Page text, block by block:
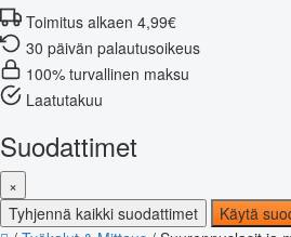
Toimitus alkaen 4,99€
30 päivän palautusoikeus
100% turvallinen maksu
Laatutakuu
Suodattimet
×
Tyhjennä kaikki suodattimet
Käytä